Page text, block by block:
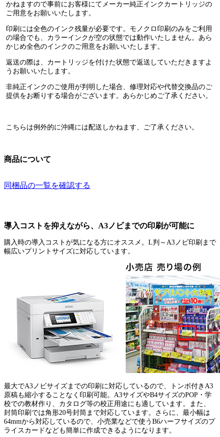
かねますので事前にお客様にて メーカー純正インクカートリッジの
ご用意をお願いいたします。
印刷には全色のインク残量が必要です。 モノクロ印刷のみをご利用
の場合でも、カラーインクが空の状態では動作いたしません。あら
かじめ全色のインクのご用意をお願いいたします。
返送の際は、カートリッジを付けた状態で返送していただきますよ
うお願いいたします。
非純正インクのご使用が判明した場合、修理対応や代替交換品のご
提供をお断りする場合がございます。 あらかじめご了承ください。
こちらは例外的に沖縄には配送しかねます、ご了承ください。
商品について
同梱品の一覧を確認する
導入コストを抑えながら、A3ノビまでの印刷が可能に
購入時の導入コストが気になる方にオススメ。L判～A3ノビ印刷まで
幅広いプリントサイズに対応しています。
最大でA3ノビサイズまでの印刷に対応しているので、トンボ付きA3
原稿も縮小することなく印刷可能。A3サイズやB4サイズのPOP・学
校での教材作り、カタログ等の校正用途にも適しています。また、
封筒印刷では角形20号封筒まで対応しています。さらに、最小幅は
64mmから対応しているので、小売業などで使うB6ハーフサイズのプ
ライスカードなども簡単に作成できるようになります。